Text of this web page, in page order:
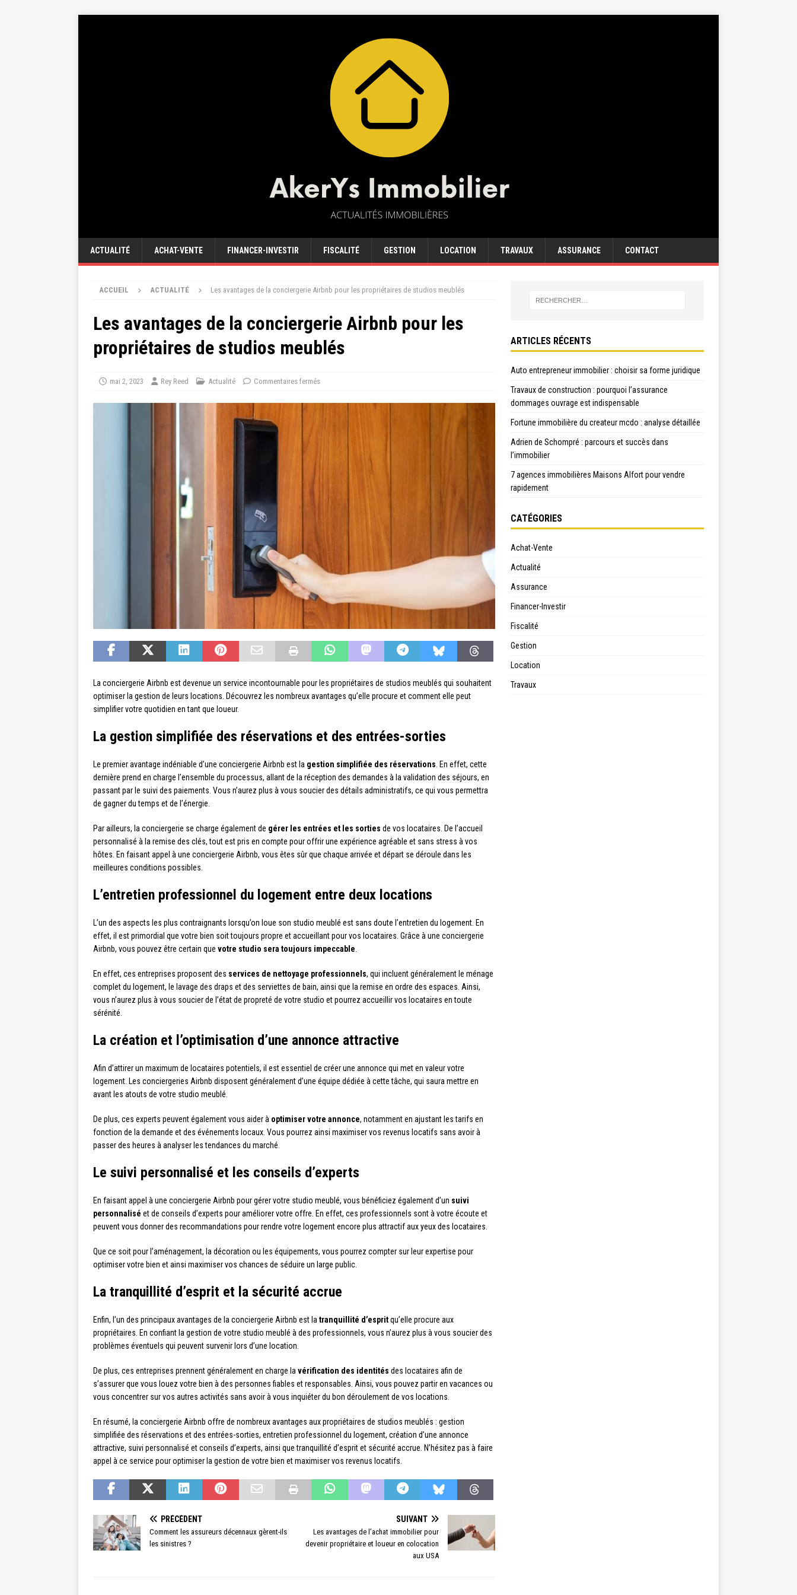
ACTUALITÉ ACHAT-VENTE FINANCER-INVESTIR FISCALITÉ GESTION LOCATION TRAVAUX ASSURANCE CONTACT
ACCUEIL ACTUALITÉ Les avantages de la conciergerie Airbnb pour les propriétaires de studios meublés
Les avantages de la conciergerie Airbnb pour les
propriétaires de studios meublés
mai 2, 2023 Rey Reed Actualité Commentaires fermés
La conciergerie Airbnb est devenue un service incontournable pour les propriétaires de studios meublés qui souhaitent
optimiser la gestion de leurs locations. Découvrez les nombreux avantages qu’elle procure et comment elle peut
simplifier votre quotidien en tant que loueur.
La gestion simplifiée des réservations et des entrées-sorties
Le premier avantage indéniable d’une conciergerie Airbnb est la gestion simplifiée des réservations . En effet, cette
dernière prend en charge l’ensemble du processus, allant de la réception des demandes à la validation des séjours, en
passant par le suivi des paiements. Vous n’aurez plus à vous soucier des détails administratifs, ce qui vous permettra
de gagner du temps et de l’énergie.
Par ailleurs, la conciergerie se charge également de gérer les entrées et les sorties de vos locataires. De l’accueil
personnalisé à la remise des clés, tout est pris en compte pour offrir une expérience agréable et sans stress à vos
hôtes. En faisant appel à une conciergerie Airbnb, vous êtes sûr que chaque arrivée et départ se déroule dans les
meilleures conditions possibles.
L’entretien professionnel du logement entre deux locations
L’un des aspects les plus contraignants lorsqu’on loue son studio meublé est sans doute l’entretien du logement. En
effet, il est primordial que votre bien soit toujours propre et accueillant pour vos locataires. Grâce à une conciergerie
Airbnb, vous pouvez être certain que votre studio sera toujours impeccable
En effet, ces entreprises proposent des services de nettoyage professionnels, qui incluent généralement le ménage
complet du logement, le lavage des draps et des serviettes de bain, ainsi que la remise en ordre des espaces. Ainsi,
vous n’aurez plus à vous soucier de l’état de propreté de votre studio et pourrez accueillir vos locataires en toute
sérénité.
La création et l’optimisation d’une annonce attractive
Afin d’attirer un maximum de locataires potentiels, il est essentiel de créer une annonce qui met en valeur votre
logement. Les conciergeries Airbnb disposent généralement d’une équipe dédiée à cette tâche, qui saura mettre en
avant les atouts de votre studio meublé.
De plus, ces experts peuvent également vous aider à optimiser votre annonce, notamment en ajustant les tarifs en
fonction de la demande et des événements locaux. Vous pourrez ainsi maximiser vos revenus locatifs sans avoir à
passer des heures à analyser les tendances du marché.
Le suivi personnalisé et les conseils d’experts
En faisant appel à une conciergerie Airbnb pour gérer votre studio meublé, vous bénéficiez également d’un suivi
personnalisé et de conseils d’experts pour améliorer votre offre. En effet, ces professionnels sont à votre écoute et
peuvent vous donner des recommandations pour rendre votre logement encore plus attractif aux yeux des locataires.
Que ce soit pour l’aménagement, la décoration ou les équipements, vous pourrez compter sur leur expertise pour
optimiser votre bien et ainsi maximiser vos chances de séduire un large public.
La tranquillité d’esprit et la sécurité accrue
Enfin, l’un des principaux avantages de la conciergerie Airbnb est la tranquillité d’espritqu’elle procure aux
propriétaires. En confiant la gestion de votre studio meublé à des professionnels, vous n’aurez plus à vous soucier des
problèmes éventuels qui peuvent survenir lors d’une location.
De plus, ces entreprises prennent généralement en charge la vérification des identités des locataires afin de
s’assurer que vous louez votre bien à des personnes fiables et responsables. Ainsi, vous pouvez partir en vacances ou
vous concentrer sur vos autres activités sans avoir à vous inquiéter du bon déroulement de vos locations.
En résumé, la conciergerie Airbnb offre de nombreux avantages aux propriétaires de studios meublés : gestion
simplifiée des réservations et des entrées-sorties, entretien professionnel du logement, création d’une annonce
attractive, suivi personnalisé et conseils d’experts, ainsi que tranquillité d’esprit et sécurité accrue. N’hésitez pas à faire
appel à ce service pour optimiser la gestion de votre bien et maximiser vos revenus locatifs.
PRÉCÉDENT
Comment les assureurs décennaux gèrent-ils
les sinistres ?
SUIVANT
Les avantages de l’achat immobilier pour
devenir propriétaire et loueur en colocation
aux USA
ARTICLES RÉCENTS
Auto entrepreneur immobilier : choisir sa forme juridique
Travaux de construction : pourquoi l’assurance
dommages ouvrage est indispensable
Fortune immobilière du createur mcdo : analyse détaillée
Adrien de Schompré : parcours et succès dans
l’immobilier
7 agences immobilières Maisons Alfort pour vendre
rapidement
CATÉGORIES
Achat-Vente
Actualité
Assurance
Financer-Investir
Fiscalité
Gestion
Location
Travaux